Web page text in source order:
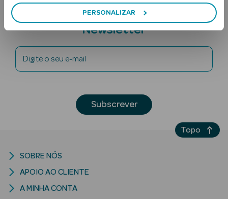
PERSONALIZAR
Rosto
Lábios
Subscreva a
Newsletter
Digite o seu e-mail
Subscrever
SOBRE NÓS
APOIO AO CLIENTE
A MINHA CONTA
Topo